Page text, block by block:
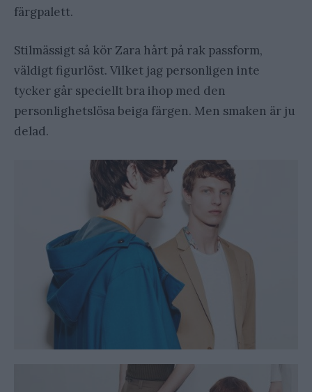
färgpalett.
Stilmässigt så kör Zara hårt på rak passform,
väldigt figurlöst. Vilket jag personligen inte
tycker går speciellt bra ihop med den
personlighetslösa beiga färgen. Men smaken är ju
delad.